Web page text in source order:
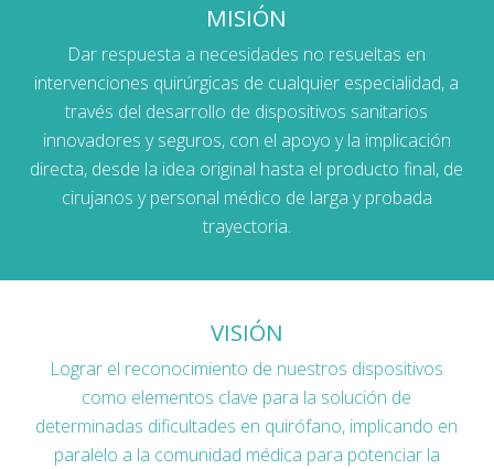
MISIÓN
Dar respuesta a necesidades no resueltas en
intervenciones quirúrgicas de cualquier especialidad, a
través del desarrollo de dispositivos sanitarios
innovadores y seguros, con el apoyo y la implicación
directa, desde la idea original hasta el producto final, de
cirujanos y personal médico de larga y probada
trayectoria.
VISIÓN
Lograr el reconocimiento de nuestros dispositivos
como elementos clave para la solución de
determinadas dificultades en quirófano, implicando en
paralelo a la comunidad médica para potenciar la